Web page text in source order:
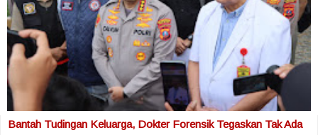
Bantah Tudingan Keluarga, Dokter Forensik Tegaskan Tak Ada